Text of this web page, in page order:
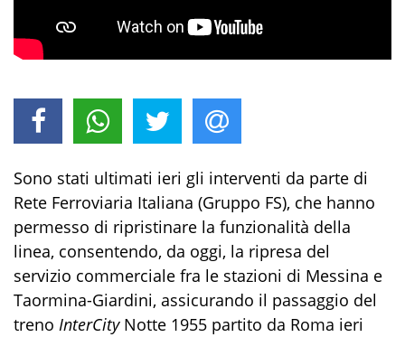
Sono stati ultimati ieri gli interventi da parte di
Rete Ferroviaria Italiana (Gruppo FS), che hanno
permesso di ripristinare la funzionalità della
linea, consentendo, da oggi, la ripresa del
servizio commerciale fra le stazioni di Messina e
Taormina-Giardini, assicurando il passaggio del
treno InterCity Notte 1955 partito da Roma ieri